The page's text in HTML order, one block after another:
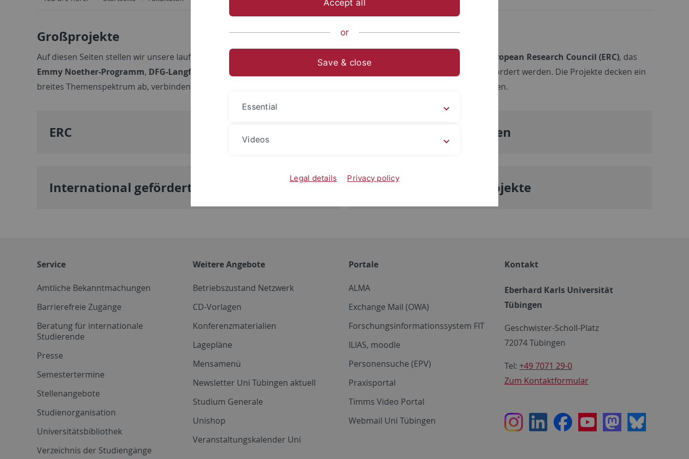
Großprojekte
Auf diesen Seiten stellen wir unsere laufenden Großprojekte vor, die über Programme wie Förderungen durch den European Research Council (ERC), das
Emmy Noether-Programm, DFG-Langfristvorhaben DFG-Programme für internationale Zusammenarbeit
gefördert werden. Die Projekte decken ein
breites Themenspektrum ab, verbinden unterschiedliche Disziplinen und profitieren von internationalen Partnerschaften.
ERC
International geförderte Projekte
Emmy Noether-Gruppen
Reinhart Koselleck-Projekte
Service
Amtliche Bekanntmachungen
Barrierefreie Zugänge
Beratung für internationale
Studierende
Presse
Semestertermine
Stellenangebote
Studienorganisation
Universitätsbibliothek
Verzeichnis der Studiengänge
Weitere Angebote
Betriebszustand Netzwerk
CD-Vorlagen
Konferenzmaterialien
Lagepläne
Mensamenü
Newsletter Uni Tübingen aktuell
Studium Generale
Unishop
Veranstaltungskalender Uni
Portale
ALMA
Exchange Mail (OWA)
Forschungsinformationssystem FIT
ILIAS, moodle
Personensuche (EPV)
Praxisportal
Timms Video Portal
Webmail Uni Tübingen
Kontakt
Eberhard Karls Universität
Tübingen
Geschwister-Scholl-Platz
72074 Tübingen
Tel: +49 7071 29-0
Zum Kontaktformular
InstagramLinkedInFacebookYoutubeMastodon
Bluesky
Accept all
or
Save & close
Essential
Videos
Legal details Privacy policy